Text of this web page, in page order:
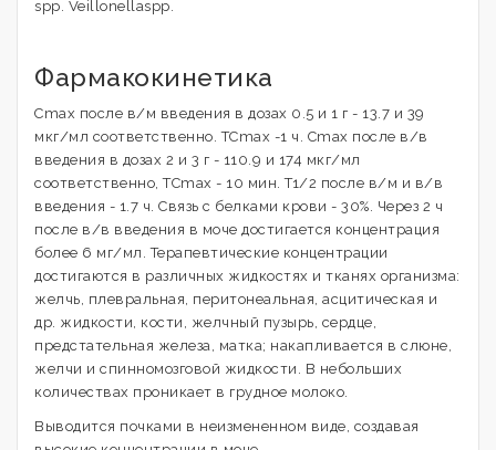
spp. Veillonellaspp.
Фармакокинетика
Cmax после в/м введения в дозах 0.5 и 1 г - 13.7 и 39
мкг/мл соответственно. ТCmax -1 ч. Cmax после в/в
введения в дозах 2 и 3 г - 110.9 и 174 мкг/мл
соответственно, ТCmax - 10 мин. T1/2 после в/м и в/в
введения - 1.7 ч. Связь с белками крови - 30%. Через 2 ч
после в/в введения в моче достигается концентрация
более 6 мг/мл. Терапевтические концентрации
достигаются в различных жидкостях и тканях организма:
желчь, плевральная, перитонеальная, асцитическая и
др. жидкости, кости, желчный пузырь, сердце,
предстательная железа, матка; накапливается в слюне,
желчи и спинномозговой жидкости. В небольших
количествах проникает в грудное молоко.
Выводится почками в неизмененном виде, создавая